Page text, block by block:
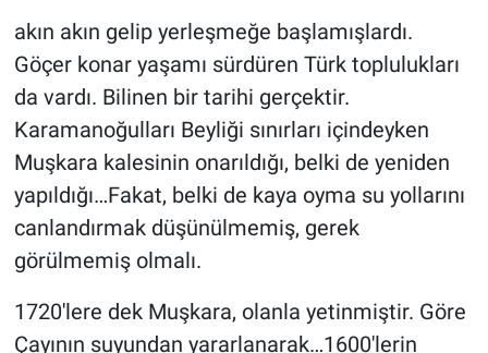
akın akın gelip yerleşmeğe başlamışlardı.
Göçer konar yaşamı sürdüren Türk toplulukları
da vardı. Bilinen bir tarihi gerçektir.
Karamanoğulları Beyliği sınırları içindeyken
Muşkara kalesinin onarıldığı, belki de yeniden
yapıldığı…Fakat, belki de kaya oyma su yollarını
canlandırmak düşünülmemiş, gerek
görülmemiş olmalı.
1720'lere dek Muşkara, olanla yetinmiştir. Göre
Çayının suyundan yararlanarak…1600'lerin